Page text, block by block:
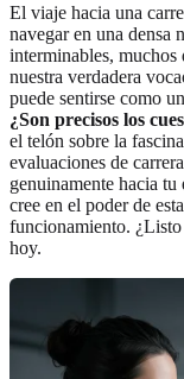
El viaje hacia una
navegar en una densa
interminables, muchos
nuestra verdadera
puede sentirse como
¿Son precisos los
el telón sobre la
evaluaciones de
genuinamente hacia
cree en el poder de
funcionamiento.
hoy.